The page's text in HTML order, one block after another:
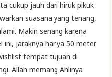
cukup jauh dari hiruk pikuk
suasana yang tenang,
Makin senang karena
ini, jaraknya hanya 50 meter
tempat tujuan di
Allah memang Ahlinya